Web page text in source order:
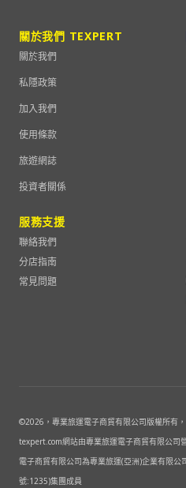
關於我們 TEXPERT
關於我們
私隱政策
加入我們
使用條款
旅遊網誌
投資者關係
服務支援
聯絡我們
分店指南
常見問題
©2026 ，專業旅運電子商貿有限公司版權所有
texpert.com網站由專業旅運電子商貿有限公司
電子商貿有限公司為專業旅運(亞洲)企業有限公
號:1235)集團成員